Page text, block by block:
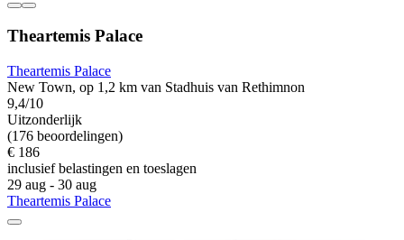
Theartemis Palace
Theartemis Palace
New Town, op 1,2 km van Stadhuis van Rethimnon
9,4/10
Uitzonderlijk
(176 beoordelingen)
€ 186
inclusief belastingen en toeslagen
29 aug - 30 aug
Theartemis Palace